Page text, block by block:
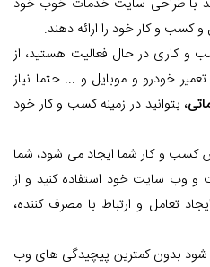
با طراحی سایت خدمات خوب خود
و کسب و کار خود را ارائه دهند.
کاری در حال فعالیت هستید، از
خودرو و موبایل و ... حتما نیاز
، بتوانید در زمینه کسب و کار خود
کسب و کار شما ایجاد می شود، شما
و وب سایت خود استفاده کنید و از
تعامل و ارتباط با مصرف کننده،
بدون کمترین پیچیدگی های وب